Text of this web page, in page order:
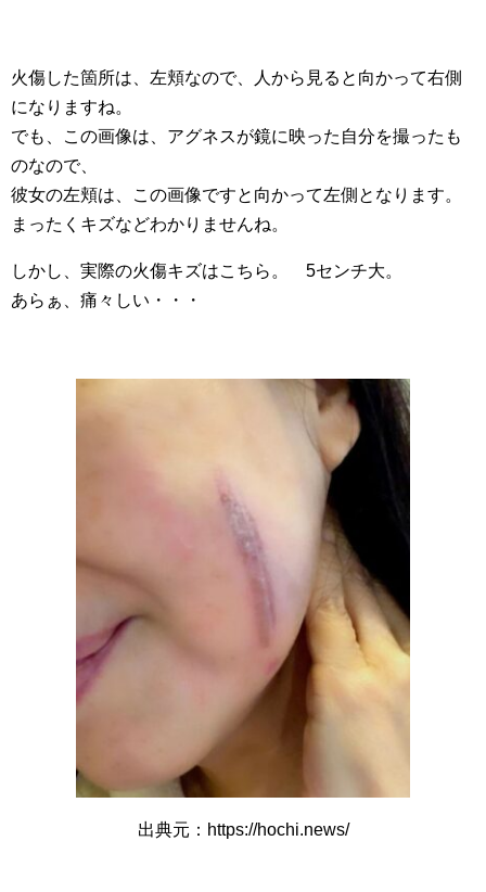
火傷した箇所は、左頬なので、人から見ると向かって右側
になりますね。
でも、この画像は、アグネスが鏡に映った自分を撮ったも
のなので、
彼女の左頬は、この画像ですと向かって左側となります。
まったくキズなどわかりませんね。
しかし、実際の火傷キズはこちら。 5センチ大。
あらぁ、痛々しい・・・
出典元：https://hochi.news/